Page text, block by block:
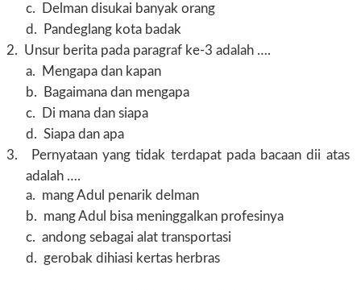
c.
Delman disukai banyak orang
d.
Pandeglang kota badak
2. Unsur berita pada paragraf ke-3 adalah ….
a.
Mengapa dan kapan
b.
Bagaimana dan mengapa
c.
Di mana dan siapa
d. Siapa dan apa
3.
Pernyataan yang tidak terdapat pada bacaan dii atas
adalah ….
a. mang Adul penarik delman
b. mang Adul bisa meninggalkan profesinya
c. andong sebagai alat transportasi
d. gerobak dihiasi kertas herbras